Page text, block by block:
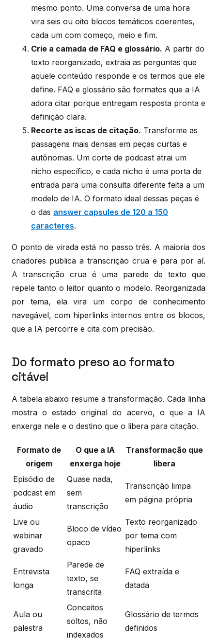
mesmo ponto. Uma conversa de uma hora
vira seis ou oito blocos temáticos coerentes,
cada um com começo, meio e fim.
Crie a camada de FAQ e glossário. A partir do
texto reorganizado, extraia as perguntas que
aquele conteúdo responde e os termos que ele
define. FAQ e glossário são formatos que a IA
adora citar porque entregam resposta pronta e
definição clara.
Recorte as iscas de citação. Transforme as
passagens mais densas em peças curtas e
autônomas. Um corte de podcast atrai um
nicho específico, e cada nicho é uma porta de
entrada para uma consulta diferente feita a um
modelo de IA. O formato ideal dessas peças é
o das answer capsules de 120 a 150
caracteres.
O ponto de virada está no passo três. A maioria dos
criadores publica a transcrição crua e para por aí.
A transcrição crua é uma parede de texto que
repele tanto o leitor quanto o modelo. Reorganizada
por tema, ela vira um corpo de conhecimento
navegável, com hiperlinks internos entre os blocos,
que a IA percorre e cita com precisão.
Do formato preso ao formato
citável
A tabela abaixo resume a transformação. Cada linha
mostra o estado original do acervo, o que a IA
enxerga nele e o destino que o libera para citação.
Formato de
origem
O que a IA
enxerga hoje
Transformação que
libera
Episódio de
podcast em
áudio
Quase nada,
sem
transcrição
Transcrição limpa
em página própria
Live ou
webinar
gravado
Bloco de vídeo
opaco
Texto reorganizado
por tema com
hiperlinks
Entrevista
longa
Parede de
texto, se
transcrita
FAQ extraída e
datada
Aula ou
palestra
Conceitos
soltos, não
indexados
Glossário de termos
definidos